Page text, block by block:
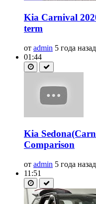
Kia Carnival
term
от admin 5 года назад
01:44
Kia
Comparison
от admin 5 года назад
11:51